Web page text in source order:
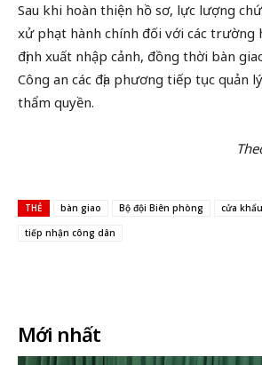
Sau khi hoàn thiện hồ sơ, lực lượng
xử phạt hành chính đối với các trường
định xuất nhập cảnh, đồng thời bàn
Công an các địa phương tiếp tục quản
thẩm quyền.
THẺ bàn giao Bộ đội Biên phòng
cửa
tiếp nhận công dân
Mới nhất